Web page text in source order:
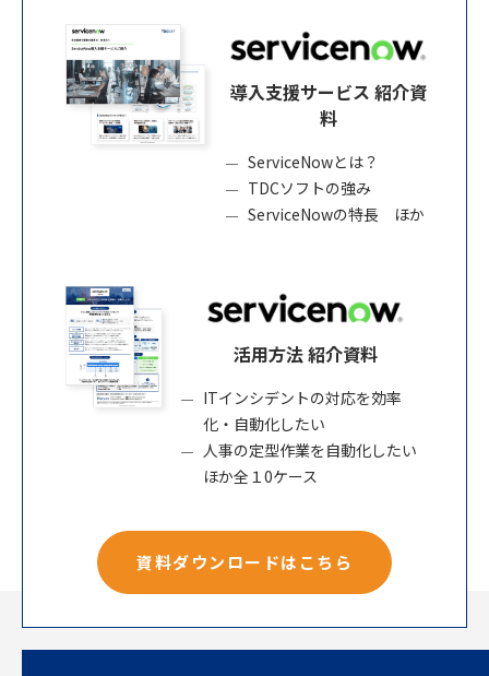
導入支援サービス 紹介資
料
ServiceNowとは？
TDCソフトの強み
ServiceNowの特長 ほか
活用方法 紹介資料
ITインシデントの対応を効率
化・自動化したい
人事の定型作業を自動化したい
ほか全１0ケース
資料ダウンロードはこちら